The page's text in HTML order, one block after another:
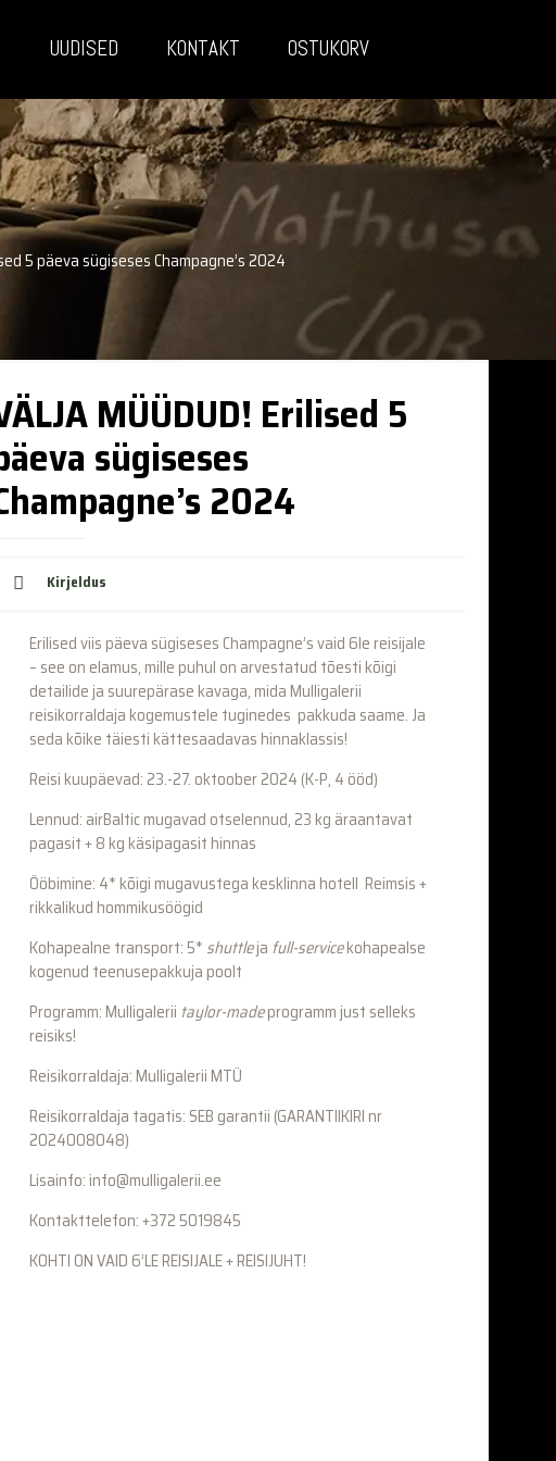
UUDISED KONTAKT OSTUKORV
5 päeva sügiseses Champagne’s 2024
MÜÜDUD! Erilised 5
sügiseses
2024
Kirjeldus
Erilised viis päeva sügiseses Champagne’s vaid 6le reisijale
– see on elamus, mille puhul on arvestatud tõesti kõigi
detailide ja suurepärase kavaga, mida Mulligalerii
reisikorraldaja kogemustele tuginedes pakkuda saame. Ja
seda kõike täiesti kättesaadavas hinnaklassis!
Reisi kuupäevad: 23.-27. oktoober 2024 (K-P, 4 ööd)
Lennud: airBaltic mugavad otselennud, 23 kg äraantavat
pagasit + 8 kg käsipagasit hinnas
Ööbimine: 4* kõigi mugavustega kesklinna hotell Reimsis +
rikkalikud hommikusöögid
Kohapealne transport: 5* shuttleja full-servicekohapealse
kogenud teenusepakkuja poolt
Programm: Mulligalerii taylor-madeprogramm just selleks
reisiks!
Reisikorraldaja: Mulligalerii MTÜ
Reisikorraldaja tagatis: SEB garantii (GARANTIIKIRI nr
2024008048)
Lisainfo: info@mulligalerii.ee
Kontakttelefon: +372 5019845
KOHTI ON VAID 6’LE REISIJALE + REISIJUHT!